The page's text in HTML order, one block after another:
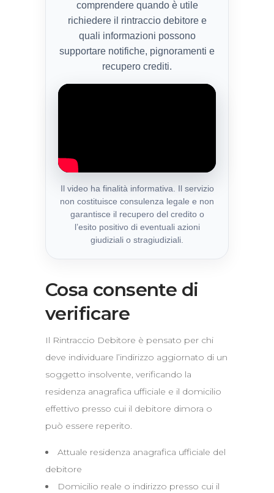
comprendere quando è utile
richiedere il rintraccio debitore e
quali informazioni possono
supportare notifiche, pignoramenti e
recupero crediti.
Il video ha finalità informativa. Il servizio
non costituisce consulenza legale e non
garantisce il recupero del credito o
l’esito positivo di eventuali azioni
giudiziali o stragiudiziali.
Cosa consente di
verificare
Il Rintraccio Debitore è pensato per chi
deve individuare l’indirizzo aggiornato di un
soggetto insolvente, verificando la
residenza anagrafica ufficiale e il domicilio
effettivo presso cui il debitore dimora o
può essere reperito.
Attuale residenza anagrafica ufficiale del
debitore
Domicilio reale o indirizzo presso cui il